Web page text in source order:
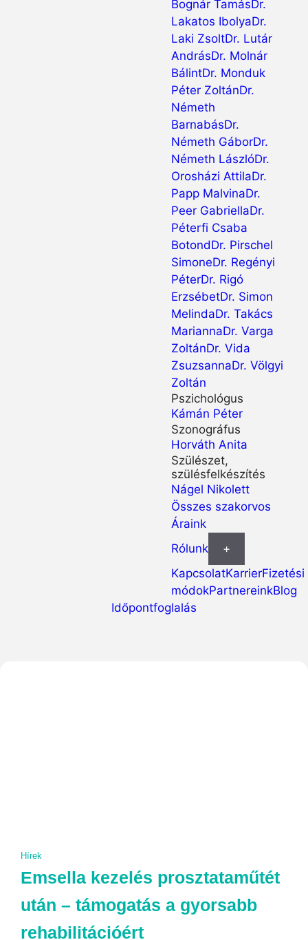
Bognár Tamás Dr.
Lakatos IbolyaDr.
Laki ZsoltDr. Lutár
AndrásDr. Molnár
BálintDr. Monduk
Péter ZoltánDr.
Németh
BarnabásDr.
Németh GáborDr.
Németh LászlóDr.
Orosházi AttilaDr.
Papp MalvinaDr.
Peer GabriellaDr.
Péterfi Csaba
BotondDr. Pirschel
SimoneDr. Regényi
PéterDr. Rigó
ErzsébetDr. Simon
MelindaDr. Takács
MariannaDr. Varga
ZoltánDr. Vida
ZsuzsannaDr. Völgyi
Zoltán
Pszichológus
Kámán Péter
Szonográfus
Horváth Anita
Szülészet,
szülésfelkészítés
Nágel Nikolett
Összes szakorvos
Áraink
Rólunk
+
KapcsolatKarrierFizetési
módokPartnereinkBlog
Időpontfoglalás
Hírek
Emsella kezelés prosztataműtét
után – támogatás a gyorsabb
rehabilitációért